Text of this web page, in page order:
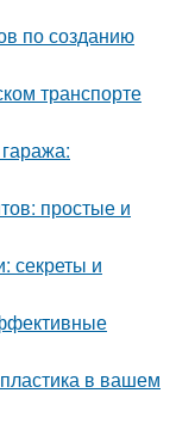
по созданию
транспорте
простые и
секреты и
в вашем